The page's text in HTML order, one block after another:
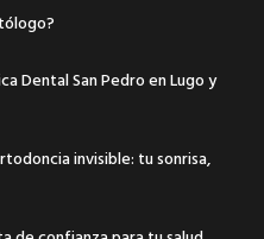
Dental San Pedro en Lugo y
invisible: tu sonrisa,